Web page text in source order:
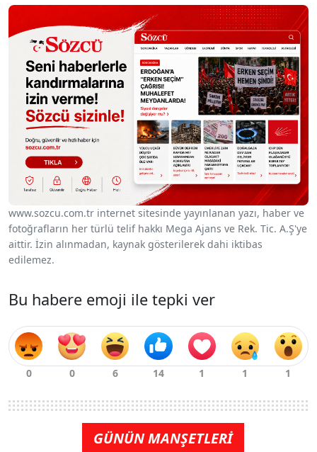
www.sozcu.com.tr internet sitesinde yayınlanan yazı, haber ve
fotoğrafların her türlü telif hakkı Mega Ajans ve Rek. Tic. A.Ş'ye
aittir. İzin alınmadan, kaynak gösterilerek dahi iktibas
edilemez.
Bu habere emoji ile tepki ver
GÜNÜN MANŞETLERİ